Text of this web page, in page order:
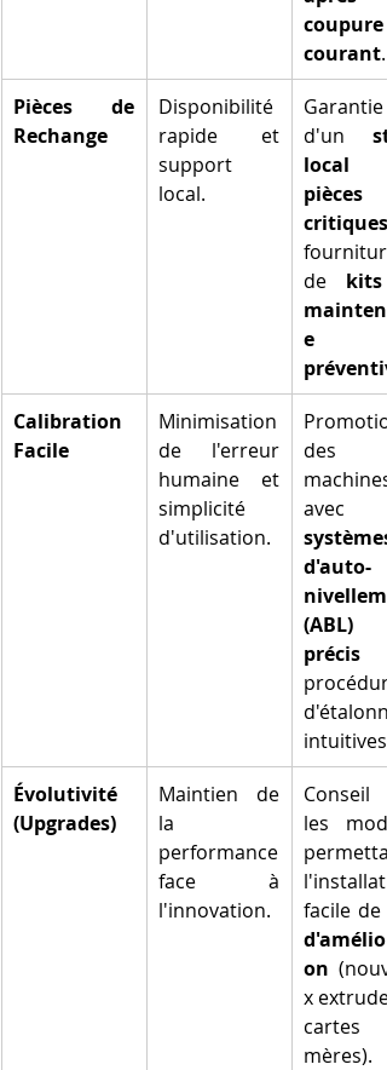
coupure
courant.
Pièces de
Rechange
Disponibilité
rapide et
support
local.
Garantie
d'un
local
pièces
critiques
fourniture
de kits
e
Calibration
Facile
Minimisation
de l'erreur
humaine et
simplicité
d'utilisation.
des
machines
systèmes
d'auto-
(ABL)
précis
intuitives.
Évolutivité
(Upgrades)
Maintien de
la
performance
face à
l'innovation.
Conseil
les
facile de
on
x
cartes
mères).